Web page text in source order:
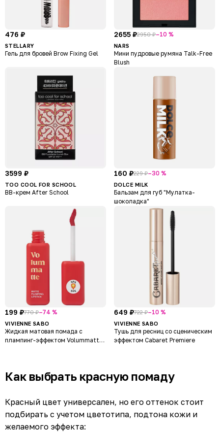
476 ₽
STELLARY
Гель для бровей Brow Fixing Gel
2655 ₽2950 ₽–10 %
NARS
Мини пудровые румяна Talk-Free
Blush
3599 ₽
TOO COOL FOR SCHOOL
BB-крем After School
160 ₽229 ₽–30 %
DOLCE MILK
Бальзам для губ "Мулатка-
шоколадка"
199 ₽770 ₽–74 %
VIVIENNE SABO
Жидкая матовая помада с
плампинг-эффектом Volummatte
649 ₽722 ₽–10 %
VIVIENNE SABO
Тушь для ресниц со сценическим
эффектом Cabaret Premiere
Как выбрать красную помаду
Красный цвет универсален, но его оттенок стоит
подбирать с учетом цветотипа, подтона кожи и
желаемого эффекта: